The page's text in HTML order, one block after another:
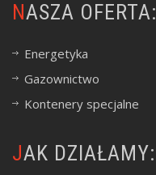
NASZA OFERTA:
Energetyka
Gazownictwo
Kontenery specjalne
JAK DZIAŁAMY: